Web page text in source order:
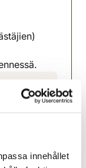
innehållet